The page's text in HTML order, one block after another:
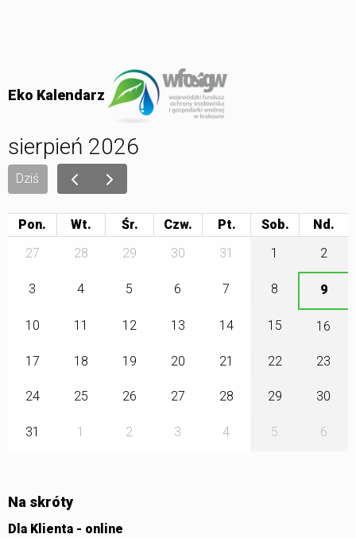
Eko Kalendarz
sierpień 2026
Dziś
Pon. Wt. Śr. Czw. Pt.
Sob.
27
28 29 30 31 1 2
3 4 5 6 7 8 9
10 11 12 13 14 15 16
17 18 19 20 21 22 23
24 25 26 27 28 29 30
31 1 2 3 4 5 6
Na skróty
Dla Klienta - online